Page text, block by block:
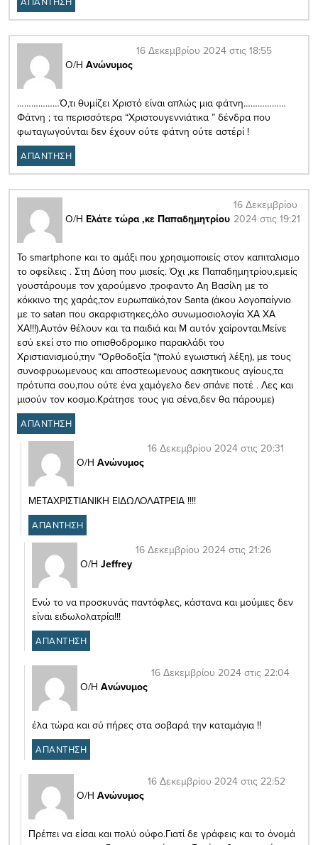
Ο/Η Ανώνυμος
16 Δεκεμβρίου 2024 στις 18:55
………………Ό,τι θυμίζει Χριστό είναι απλώς μια φάτνη………………
Φάτνη ; τα περισσότερα “Χριστουγεννιάτικα ” δένδρα που
φωταγωγούνται δεν έχουν ούτε φάτνη ούτε αστέρί !
ΑΠΑΝΤΗΣΗ
Ο/Η Ελάτε τώρα ,κε Παπαδημητρίου
16 Δεκεμβρίου
2024 στις 19:21
Το smartphone και το αμάξι που χρησιμοποιείς στον καπιταλισμο
το οφείλεις . Στη Δύση που μισείς. Όχι ,κε Παπαδημητρίου,εμείς
γουστάρουμε τον χαρούμενο ,τροφαντο Αη Βασίλη με το
κόκκινο της χαράς,τον ευρωπαϊκό,τον Santa (άκου λογοπαίγνιο
με το satan που σκαρφιστηκες,όλο συνωμοσιολογία ΧΑ ΧΑ
ΧΑ!!!).Αυτόν θέλουν και τα παιδιά και Μ αυτόν χαίρονται.Μείνε
εσύ εκεί στο πιο οπισθοδρομικο παρακλάδι του
Χριστιανισμού,την “Ορθοδοξία “(πολύ εγωιστική λέξη), με τους
συνοφρυωμενους και αποστεωμενους ασκητικους αγίους,τα
πρότυπα σου,που ούτε ένα χαμόγελο δεν σπάνε ποτέ . Λες και
μισούν τον κοσμο.Κράτησε τους για σένα,δεν θα πάρουμε)
ΑΠΑΝΤΗΣΗ
Ο/Η Ανώνυμος
16 Δεκεμβρίου 2024 στις 20:31
ΜΕΤΑΧΡΙΣΤΙΑΝΙΚΗ ΕΙΔΩΛΟΛΑΤΡΕΙΑ !!!!
ΑΠΑΝΤΗΣΗ
Ο/Η Jeffrey
16 Δεκεμβρίου 2024 στις 21:26
Ενώ το να προσκυνάς παντόφλες, κάστανα και μούμιες δεν
είναι ειδωλολατρία!!!
ΑΠΑΝΤΗΣΗ
Ο/Η Ανώνυμος
16 Δεκεμβρίου 2024 στις 22:04
έλα τώρα και σύ πήρες στα σοβαρά την καταμάγια !!
ΑΠΑΝΤΗΣΗ
Ο/Η Ανώνυμος
16 Δεκεμβρίου 2024 στις 22:52
Πρέπει να είσαι και πολύ ούφο.Γιατί δε γράφεις και το όνομά